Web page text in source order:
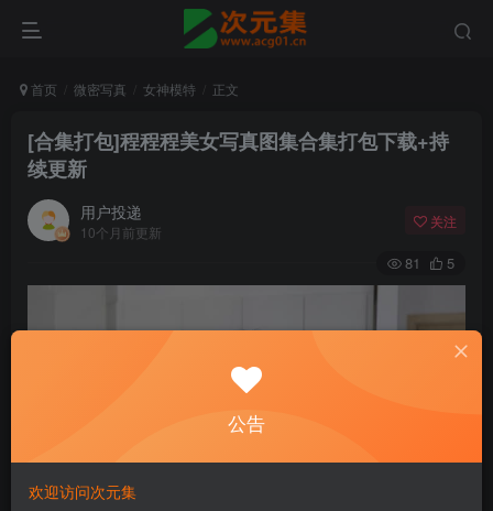
首页 微密写真 女神模特 正文
[合集打包]程程程美女写真图集合集打包下载+持
续更新
用户投递
10个月前更新
关注
81 5
公告
欢迎访问次元集